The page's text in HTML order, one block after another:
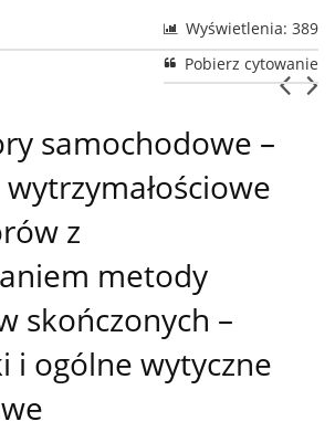
Wyświetlenia: 389
Pobierz cytowanie
samochodowe –
z
metody
skończonych –
i ogólne wytyczne